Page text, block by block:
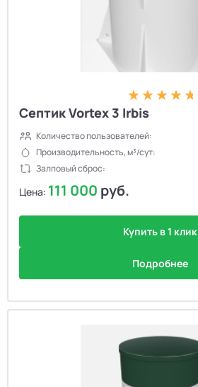
Септик Vortex 3 Irbis
Количество пользователей:
Производительность, м³/сут:
Залповый сброс:
Цена: 111 000 руб.
Купить в 1 клик
Подробнее